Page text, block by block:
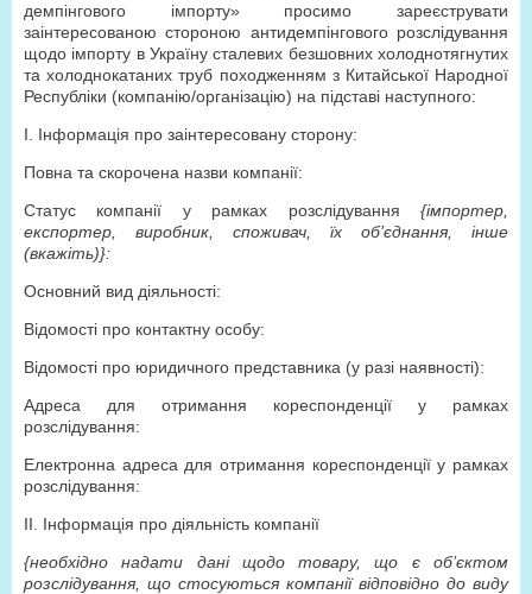
демпінгового імпорту» просимо зареєструвати
заінтересованою стороною антидемпінгового розслідування
щодо імпорту в Україну сталевих безшовних холоднотягнутих
та холоднокатаних труб походженням з Китайської Народної
Республіки (компанію/організацію) на підставі наступного:
І. Інформація про заінтересовану сторону:
Повна та скорочена назви компанії:
Статус компанії у рамках розслідування {імпортер,
експортер, виробник, споживач, їх об’єднання, інше
(вкажіть)}:
Основний вид діяльності:
Відомості про контактну особу:
Відомості про юридичного представника (у разі наявності):
Адреса для отримання кореспонденції у рамках
розслідування:
Електронна адреса для отримання кореспонденції у рамках
розслідування:
ІІ. Інформація про діяльність компанії
{необхідно надати дані щодо товару, що є об’єктом
розслідування, що стосуються компанії відповідно до виду